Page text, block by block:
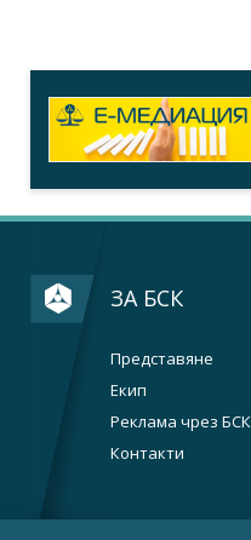
ЗА БСК
Представяне
Екип
Реклама чрез БСК
Контакти